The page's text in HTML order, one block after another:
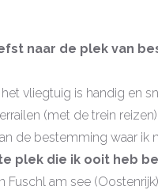
naar de plek van
vliegtuig is handig en
(met de trein
de bestemming waar ik
plek die ik ooit heb
Fuschl am see